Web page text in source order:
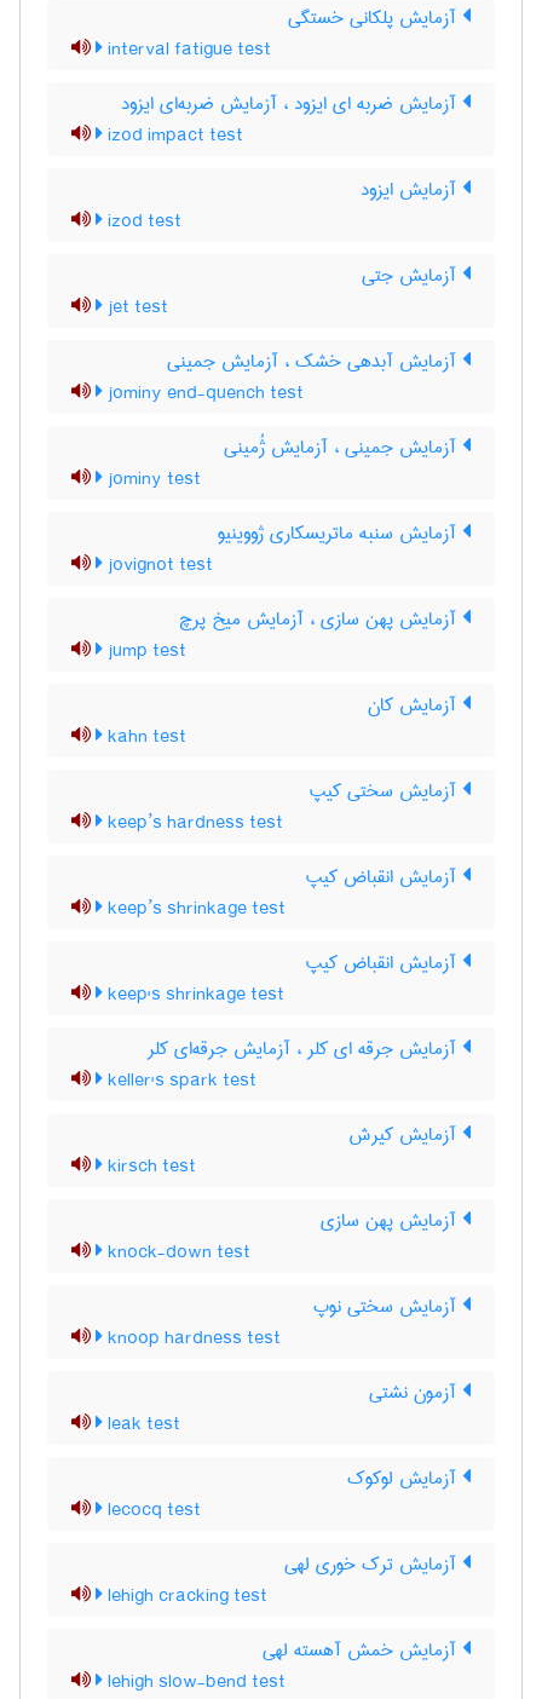
آزمایش پلکانی خستگی
interval fatigue test
آزمایش ضربه ای ایزود ، آزمایش ضربه‌ای ایزود
izod impact test
آزمایش ایزود
izod test
آزمایش جتی
jet test
آزمایش آبدهی خشک ، آزمایش جمینی
jominy end-quench test
آزمایش جمینی ، آزمایش ژُمینی
jominy test
آزمایش سنبه ماتریسکاری ژووینیو
jovignot test
آزمایش پهن سازی ، آزمایش میخ پرچ
jump test
آزمایش کان
kahn test
آزمایش سختی کیپ
keep’s hardness test
آزمایش انقباض کیپ
keep’s shrinkage test
آزمایش انقباض کیپ
keep's shrinkage test
آزمایش جرقه ای کلر ، آزمایش جرقه‌ای کلر
keller's spark test
آزمایش کیرش
kirsch test
آزمایش پهن سازی
knock-down test
آزمایش سختی نوپ
knoop hardness test
آزمون نشتی
leak test
آزمایش لوکوک
lecocq test
آزمایش ترک خوری لهی
lehigh cracking test
آزمایش خمش آهسته لهی
lehigh slow-bend test